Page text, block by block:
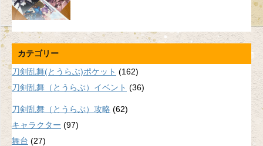
カテゴリー
刀剣乱舞(とうらぶ)ポケット (162)
刀剣乱舞（とうらぶ）イベント (36)
刀剣乱舞（とうらぶ）攻略 (62)
キャラクター (97)
舞台 (27)